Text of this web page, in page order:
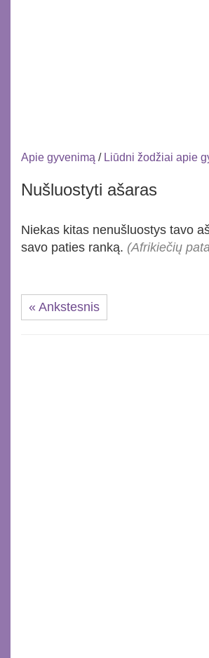
Apie gyvenimą / Liūdni žodžiai apie
Nušluostyti ašaras
Niekas kitas nenušluostys tavo
savo paties ranką. (Afrikiečių
« Ankstesnis